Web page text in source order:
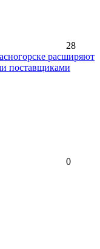
28
расширяют
поставщиками
0